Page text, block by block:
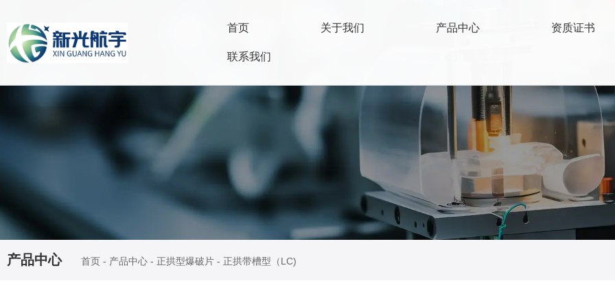
首页 关于我们 产品中心 资质证书
联系我们
产品中心 首页 - 产品中心 - 正拱型爆破片 - 正拱带槽型（LC)